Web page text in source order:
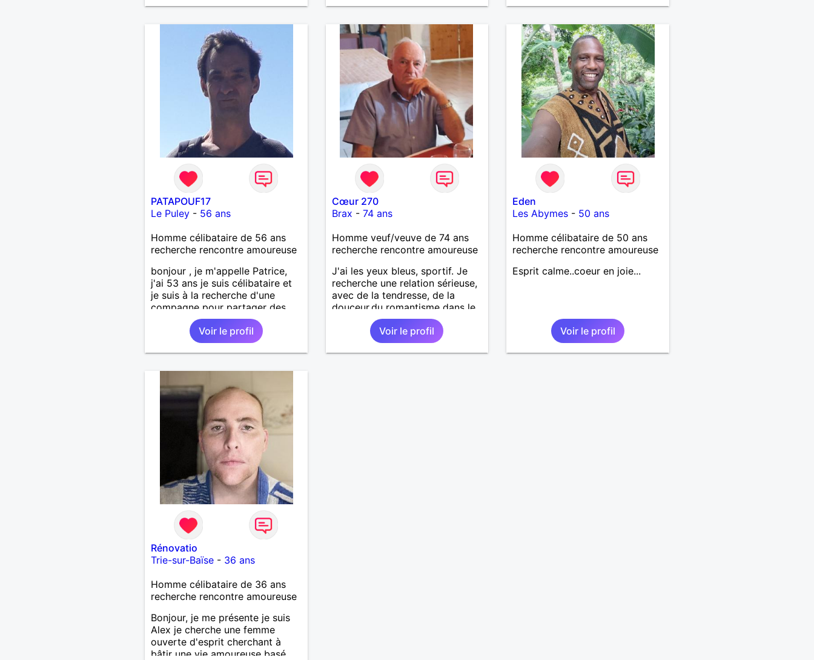
PATAPOUF17
Le Puley- 56 ans
Homme célibataire de 56 ans
recherche rencontre amoureuse
bonjour , je m'appelle Patrice,
j'ai 53 ans je suis célibataire et
je suis à la recherche d'une
compagne pour partager des
bons moments,j'aime voyager,
découvrir des lieux faire de la
rando partir en weekend.., si
vous souhaitez me découvrir un
être aurons nous envie de faire
plus ample connaissance..
Voir le profil
Cœur 270
Brax - 74 ans
Homme veuf/veuve de 74 ans
recherche rencontre amoureuse
J'ai les yeux bleus, sportif. Je
recherche une relation sérieuse,
avec de la tendresse, de la
douceur,du romantisme dans le
plus grand respect, avec
beaucoup d'amour.
Voir le profil
Eden
Les Abymes - 50 ans
Homme célibataire de 50 ans
recherche rencontre amoureuse
Esprit calme..coeur en joie...
Voir le profil
Rénovatio
Trie-sur-Baïse- 36 ans
Homme célibataire de 36 ans
recherche rencontre amoureuse
Bonjour, je me présente je suis
Alex je cherche une femme
ouverte d'esprit cherchant à
bâtir une vie amoureuse basé